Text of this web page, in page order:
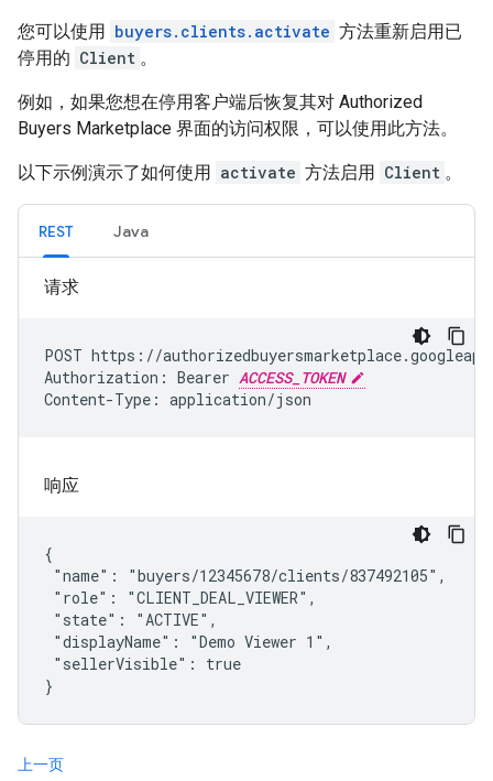
您可以使用 buyers.clients.activate 方法重新启用已
停用的 Client 。
例如，如果您想在停用客户端后恢复其对 Authorized
Buyers Marketplace 界面的访问权限，可以使用此方法。
以下示例演示了如何使用 activate 方法启用 Client 。
REST Java
请求
POST https://
Authorization: Bearer ACCESS_TOKEN
Content-Type: application/json
响应
{
"name": "buyers/12345678/clients/837492105",
"role": "CLIENT_DEAL_VIEWER",
"state": "ACTIVE",
"displayName": "Demo Viewer 1",
"sellerVisible": true
}
上一页